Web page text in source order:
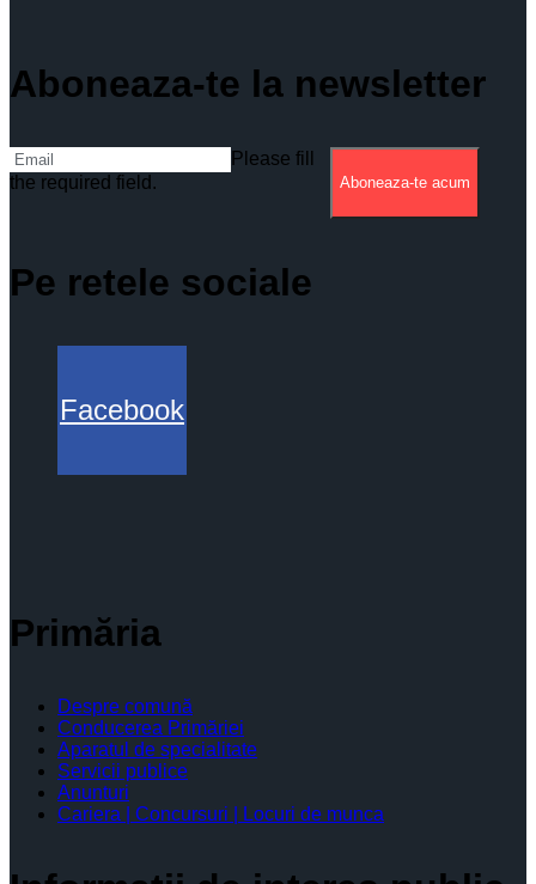
Aboneaza-te la newsletter
Please fill
the required field.
Aboneaza-te acum
Pe retele sociale
Facebook
Primăria
Despre comună
Conducerea Primăriei
Aparatul de specialitate
Servicii publice
Anunturi
Cariera | Concursuri | Locuri de munca